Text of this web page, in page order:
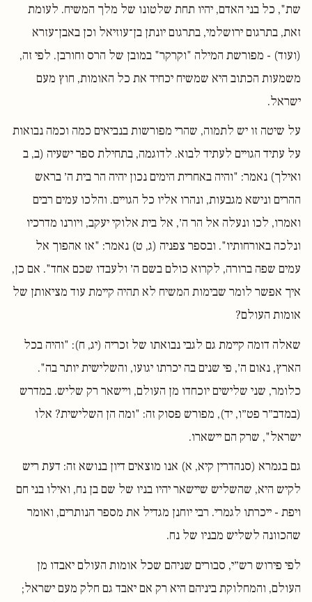
שת", כל בני האדם, יהיו תחת שלטונו של מלך המשיח. לעומת
זאת, בתרגום ירושלמי, בתרגום יונתן בן־עוזיאל וכן באבן־עזרא
(ועוד) - מפורשת המילה "וקרקר" במובן של הרס וחורבן. לפי זה,
משמעות הכתוב היא שמשיח יכחיד את כל האומות, חוץ מעם
ישראל.
על שיטה זו יש לתמוה, שהרי מפורשות בנביאים כמה וכמה נבואות
על עתיד הגויים לעתיד לבוא. לדוגמה, בתחילת ספר ישעיה (ב, ב
ואילך) נאמר: "והיה באחרית הימים נכון יהיה הר בית ה׳ בראש
ההרים ונישא מגבעות, ונהרו אליו כל הגויים. והלכו עמים רבים
ואמרו, לכו ונעלה אל הר ה׳, אל בית אלוקי יעקב, ויורנו מדרכיו
ונלכה באורחותיו". ובספר צפניה (ג, ט) נאמר: "אז אהפוך אל
עמים שפה ברורה, לקרוא כולם בשם ה׳ ולעבדו שכם אחד". אם כן,
איך אפשר לומר שבימות המשיח לא תהיה קיימת עוד מציאותן של
אומות העולם?
שאלה דומה קיימת גם לגבי נבואתו של זכריה (יג, ח): "והיה בכל
הארץ, נאום ה׳, פי שנים בה יכרתו יגועו, והשלישית יותר בה".
כלומר, שני שלישים יוכחדו מן העולם, ויישאר רק שליש. במדרש
(במדב״ר פט״ו, יד), מפורש פסוק זה: "ומה הן השלישית? אלו
ישראל", שרק הם יישארו.
גם בגמרא (סנהדרין קיא, א) אנו מוצאים דיון בנושא זה: דעת ריש
לקיש היא, שהשליש שיישאר יהיו בניו של שם בן נח, ואילו בני חם
ויפת - ייכרתו לגמרי. רבי יוחנן מגדיל את מספר הנותרים, ואומר
שהכוונה לשליש מבניו של נח.
לפי פירוש רש״י, סבורים שניהם שכל אומות העולם יאבדו מן
העולם, והמחלוקת ביניהם היא רק אם יאבד גם חלק מעם ישראל;